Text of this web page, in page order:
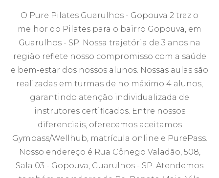
O Pure Pilates Guarulhos - Gopouva 2 traz o
melhor do Pilates para o bairro Gopouva, em
Guarulhos - SP. Nossa trajetória de 3 anos na
região reflete nosso compromisso com a saúde
e bem-estar dos nossos alunos. Nossas aulas são
realizadas em turmas de no máximo 4 alunos,
garantindo atenção individualizada de
instrutores certificados. Entre nossos
diferenciais, oferecemos aceitamos
Gympass/Wellhub, matrícula online e PurePass.
Nosso endereço é Rua Cônego Valadão, 508,
Sala 03 - Gopouva, Guarulhos - SP. Atendemos